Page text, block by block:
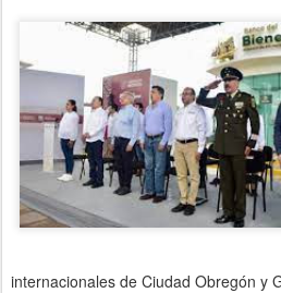
internacionales de Ciudad Obregón y